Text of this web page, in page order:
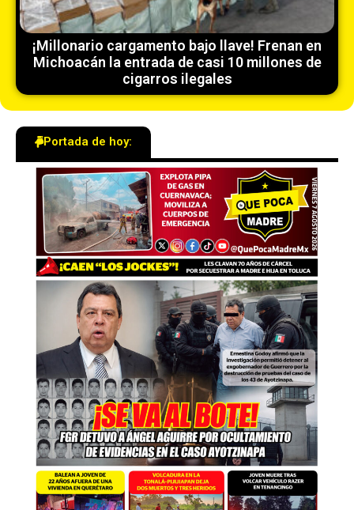
¡Millonario cargamento bajo llave! Frenan en
Michoacán la entrada de casi 10 millones de
cigarros ilegales
Portada de hoy: